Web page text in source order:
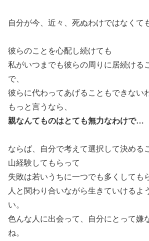
自分が今、近々、死ぬわけではなくて
彼らのことを心配し続けても
私がいつまでも彼らの周りに居続ける
で、
彼らに代わってあげることもできない
もっと言うなら、
親なんてものはとても無力なわけで…
ならば、自分で考えて選択して決める
山経験してもらって
失敗は若いうちに一つでも多くしても
人と関わり合いながら生きていけるよ
い。
色んな人に出会って、自分にとって嫌
ね。